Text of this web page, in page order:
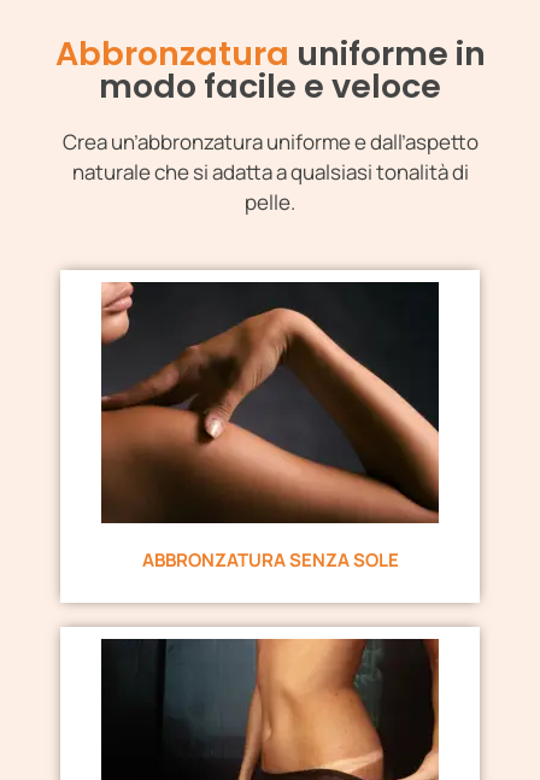
Abbronzatura uniforme in
modo facile e veloce
Crea un’abbronzatura uniforme e dall’aspetto
naturale che si adatta a qualsiasi tonalità di
pelle.
ABBRONZATURA SENZA SOLE